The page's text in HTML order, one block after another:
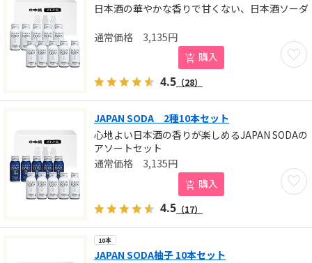
日本酒の華やかな香りで甘くない、日本酒ソーダ
お気
3,135円
購入
4.5 （28）
JAPAN SODA 2種10本セット
心地よい日本酒の香りが楽しめるJAPAN SODAの
アソートセット
お気
3,135円
購入
4.5 （17）
10本
JAPAN SODA柚子 10本セット